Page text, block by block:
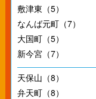
敷津東（5）
なんば元町（7）
大国町（5）
新今宮（7）
天保山（8）
弁天町（8）